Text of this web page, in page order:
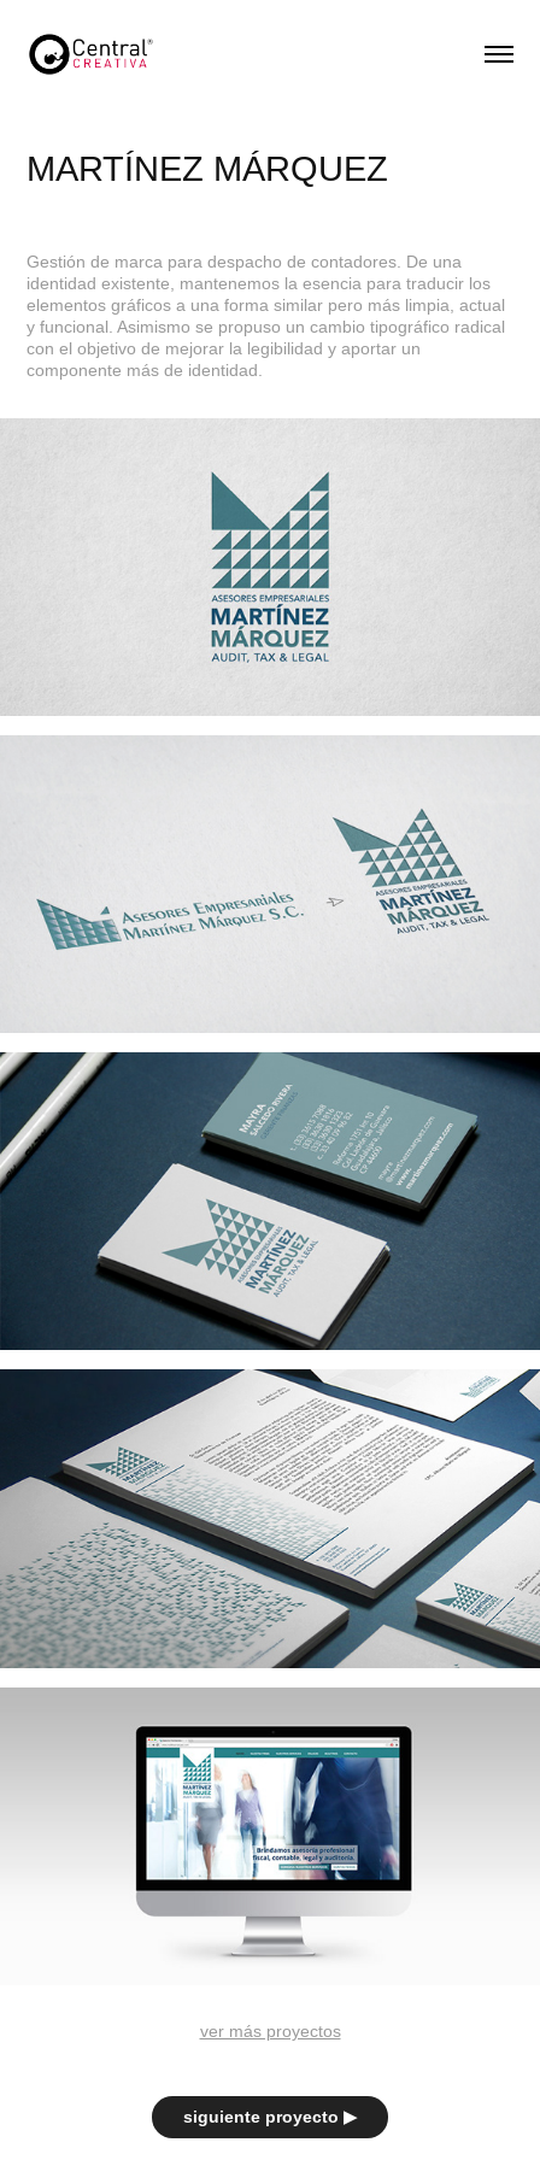
MARTÍNEZ MÁRQUEZ
Gestión de marca para despacho de contadores. De una
identidad existente, mantenemos la esencia para traducir los
elementos gráficos a una forma similar pero más limpia, actual
y funcional. Asimismo se propuso un cambio tipográfico radical
con el objetivo de mejorar la legibilidad y aportar un
componente más de identidad.
ver más proyectos
siguiente proyecto ▶︎